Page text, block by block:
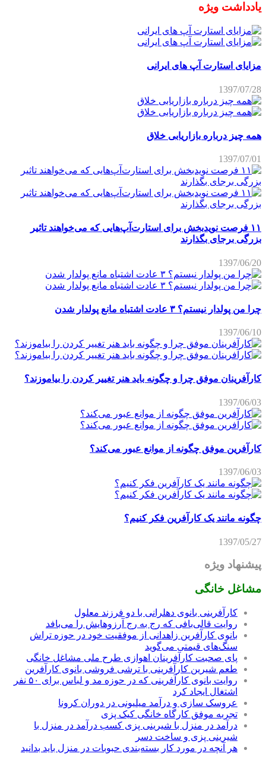
یادداشت ویژه
مزایای استارت آپ های ایرانی
1397/07/28
همه چیز درباره بازاریابی خلاق
1397/07/01
۱۱ فرصت نویدبخش برای استارت‌آپ‌هایی که می‌خواهند تاثیر
بزرگی برجای بگذارند
1397/06/20
چرا من پولدار نیستم؟ ۳ عادت اشتباه مانع پولدار شدن
1397/06/10
کارآفرینان موفق چرا و چگونه باید هنر تغییر کردن را بیاموزند؟
1397/06/03
کارآفرین موفق چگونه از موانع عبور می‌کند؟
1397/06/03
چگونه مانند یک کارآفرین فکر کنیم؟
1397/05/27
پیشنهاد ویژه
مشاغل خانگی
کارآفرینی بانوی دهلرانی با دو فرزند معلول
روایت قالی‌بافی که رج به رج آرزوهایش را می‌بافد
بانوی کارآفرین زاهدانی از موفقیت خود در حوزه تراش
سنگ‌های قیمتی می‌گوید
پای صحبت کارآفرینان اهوازی طرح ملی مشاغل خانگی
طعم شیرین کارآفرینی با ترشی فروشی بانوی کارآفرین
روایت بانوی کارآفرینی که در حوزه مد و لباس برای ۵۰ نفر
اشتغال ایجاد کرد
عروسک سازی و درآمد میلیونی در دوران کرونا
تجربه موفق کارگاه خانگی کیک پزی
درآمد در منزل با شیرینی پزی کسب درآمد در منزل با
شیرینی پزی و ساخت دسر
هر آنچه در مورد کار بسته‌بندی حبوبات در منزل باید بدانید